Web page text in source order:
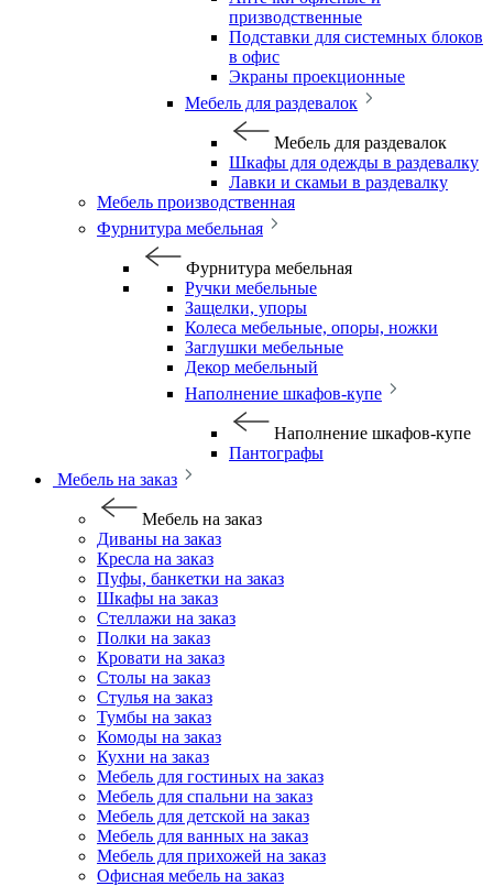
призводственные
Подставки для системных блоков
в офис
Экраны проекционные
Мебель для раздевалок
Мебель для раздевалок
Шкафы для одежды в раздевалку
Лавки и скамьи в раздевалку
Мебель производственная
Фурнитура мебельная
Фурнитура мебельная
Ручки мебельные
Защелки, упоры
Колеса мебельные, опоры, ножки
Заглушки мебельные
Декор мебельный
Наполнение шкафов-купе
Наполнение шкафов-купе
Пантографы
Мебель на заказ
Мебель на заказ
Диваны на заказ
Кресла на заказ
Пуфы, банкетки на заказ
Шкафы на заказ
Стеллажи на заказ
Полки на заказ
Кровати на заказ
Столы на заказ
Стулья на заказ
Тумбы на заказ
Комоды на заказ
Кухни на заказ
Мебель для гостиных на заказ
Мебель для спальни на заказ
Мебель для детской на заказ
Мебель для ванных на заказ
Мебель для прихожей на заказ
Офисная мебель на заказ